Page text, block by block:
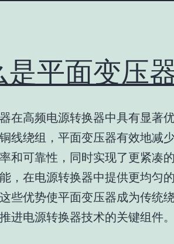
平面变压
在高频电源转换器中具有显著
线绕组，平面变压器有效地减
和可靠性，同时实现了更紧凑
，在电源转换器中提供更均匀
些优势使平面变压器成为传统
进电源转换器技术的关键组件。